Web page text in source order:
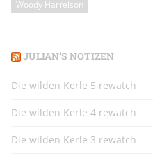
Woody Harrelson
JULIAN’S NOTIZEN
Die wilden Kerle 5 rewatch
Die wilden Kerle 4 rewatch
Die wilden Kerle 3 rewatch